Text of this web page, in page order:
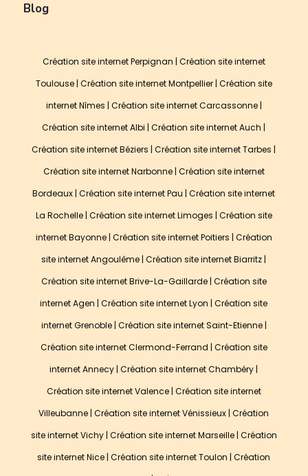
Blog
Création site internet Perpignan | Création site internet
Toulouse| Création site internet Montpellier| Création site
internet Nîmes | Création site internet Carcassonne|
Création site internet Albi |Création site internet Auch |
Création site internet Béziers |Création site internet Tarbes |
Création site internet Narbonne| Création site internet
Bordeaux |Création site internet Pau |Création site internet
La Rochelle| Création site internet Limoges | Création site
internet Bayonne| Création site internet Poitiers | Création
site internet Angoulême |Création site internet Biarritz |
Création site internet Brive-La-Gaillarde| Création site
internet Agen |Création site internet Lyon |Création site
internet Grenoble| Création site internet Saint-Etienne|
Création site internet Clermond-Ferrand | Création site
internet Annecy |Création site internet Chambéry |
Création site internet Valence| Création site internet
Villeubanne |Création site internet Vénissieux |Création
site internet Vichy| Création site internet Marseille| Création
site internet Nice |Création site internet Toulon |Création